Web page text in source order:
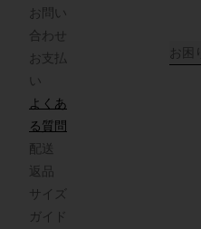
お問い
合わせ
お支払
い
よくあ
る質問
配送
返品
サイズ
ガイド